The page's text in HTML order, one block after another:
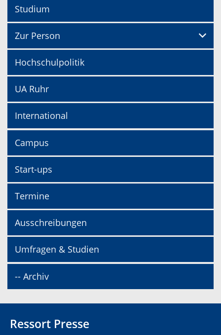
Studium
Zur Person
Hochschulpolitik
UA Ruhr
International
Campus
Start-ups
Termine
Ausschreibungen
Umfragen & Studien
-- Archiv
Ressort Presse